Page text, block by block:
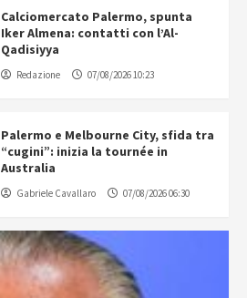
Calciomercato Palermo, spunta
Iker Almena: contatti con l’Al-
Qadisiyya
Redazione 07/08/2026 10:23
Palermo e Melbourne City, sfida tra
“cugini”: inizia la tournée in
Australia
Gabriele Cavallaro 07/08/2026 06:30